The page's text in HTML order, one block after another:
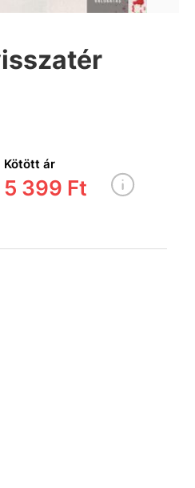
Kötött ár
5 399 Ft